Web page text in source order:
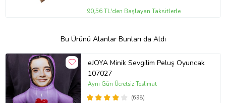
90,56 TL'den Başlayan Taksitlerle
Bu Ürünü Alanlar Bunları da Aldı
eJOYA Minik Sevgilim Peluş Oyuncak
107027
(698)
Aynı Gün Ücretsiz Teslimat